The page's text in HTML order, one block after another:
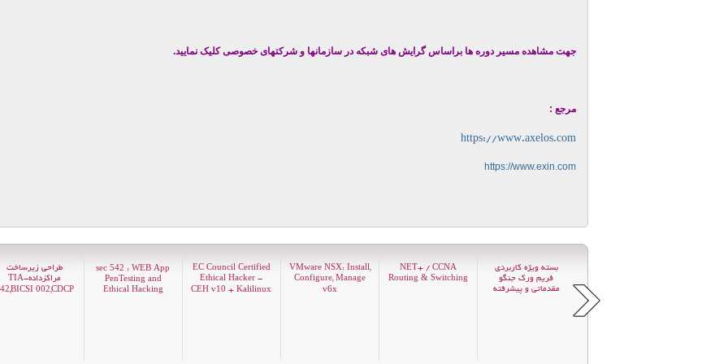
جهت مشاهده مسیر دوره ها براساس گرایش های شبکهدر سازمانها و شرکتهای خصوصی کلیک نمایید.
مرجع :
https://www.axelos.com
https://www.exin.com
طراحی زیرساخت
مراکزداده-TIA
42,BICSI 002,CDCP
sec 542 : WEB App
PenTesting and
Ethical Hacking
EC Council Certified
Ethical Hacker -
CEH v10 + Kalilinux
VMware NSX: Install,
Configure, Manage
v6x
NET+ / CCNA
Routing & Switching
بسته ویژه کاربردی
فریم ورک جنگو
مقدماتی و پیشرفته